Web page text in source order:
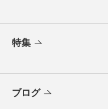
特集
ブログ